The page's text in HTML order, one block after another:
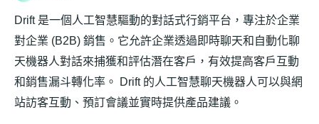
Drift 是一個人工智慧驅動的對話式行銷平台，專注於企業
對企業 (B2B) 銷售。它允許企業透過即時聊天和自動化聊
天機器人對話來捕獲和評估潛在客戶，有效提高客戶互動
和銷售漏斗轉化率。 Drift 的人工智慧聊天機器人可以與網
站訪客互動、預訂會議並實時提供產品建議。